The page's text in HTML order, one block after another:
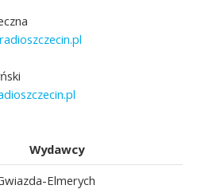
Wydawcy
Elmerych